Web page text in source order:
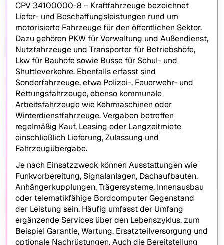
CPV 34100000-8 – Kraftfahrzeuge bezeichnet
Liefer- und Beschaffungsleistungen rund um
motorisierte Fahrzeuge für den öffentlichen Sektor.
Dazu gehören PKW für Verwaltung und Außendienst,
Nutzfahrzeuge und Transporter für Betriebshöfe,
Lkw für Bauhöfe sowie Busse für Schul- und
Shuttleverkehre. Ebenfalls erfasst sind
Sonderfahrzeuge, etwa Polizei-, Feuerwehr- und
Rettungsfahrzeuge, ebenso kommunale
Arbeitsfahrzeuge wie Kehrmaschinen oder
Winterdienstfahrzeuge. Vergaben betreffen
regelmäßig Kauf, Leasing oder Langzeitmiete
einschließlich Lieferung, Zulassung und
Fahrzeugübergabe.
Je nach Einsatzzweck können Ausstattungen wie
Funkvorbereitung, Signalanlagen, Dachaufbauten,
Anhängerkupplungen, Trägersysteme, Innenausbau
oder telematikfähige Bordcomputer Gegenstand
der Leistung sein. Häufig umfasst der Umfang
ergänzende Services über den Lebenszyklus, zum
Beispiel Garantie, Wartung, Ersatzteilversorgung und
optionale Nachrüstungen. Auch die Bereitstellung